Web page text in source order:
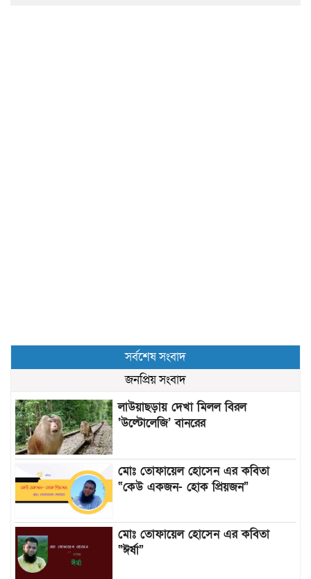
সর্বশেষ সংবাদ
জনপ্রিয় সংবাদ
লাউয়াছড়ায় দেখা মিলল বিরল
‘উল্টোলেজি’ বানরের
মোঃ তোফায়েল হোসেন এর কবিতা
“কেউ একজন- হোক প্রিয়জন”
মোঃ তোফায়েল হোসেন এর কবিতা
“ঈর্ষা”